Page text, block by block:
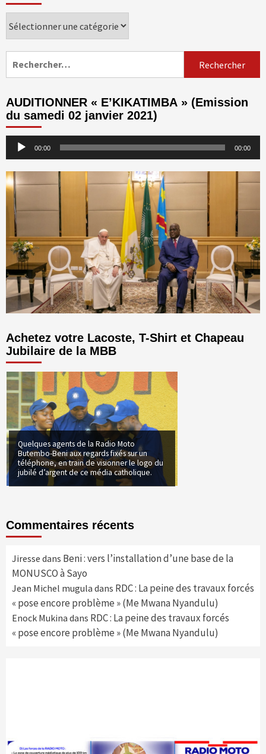
Catégories
AUDITIONNER « E’KIKATIMBA » (Emission
du samedi 02 janvier 2021)
Lecteur
audio
00:00 00:00
Achetez votre Lacoste, T-Shirt et Chapeau
Jubilaire de la MBB
Quelques agents de la Radio Moto
Butembo-Beni aux regards fixés sur un
téléphone, en train de visionner le logo du
jubilé d’argent de ce média catholique.
Commentaires récents
Jiresse dans Beni : vers l’installation d’une base de la
MONUSCO à Sayo
Jean Michel mugula dans RDC : La peine des travaux forcés
« pose encore problème » (Me Mwana Nyandulu)
Enock Mukina dans RDC : La peine des travaux forcés
« pose encore problème » (Me Mwana Nyandulu)